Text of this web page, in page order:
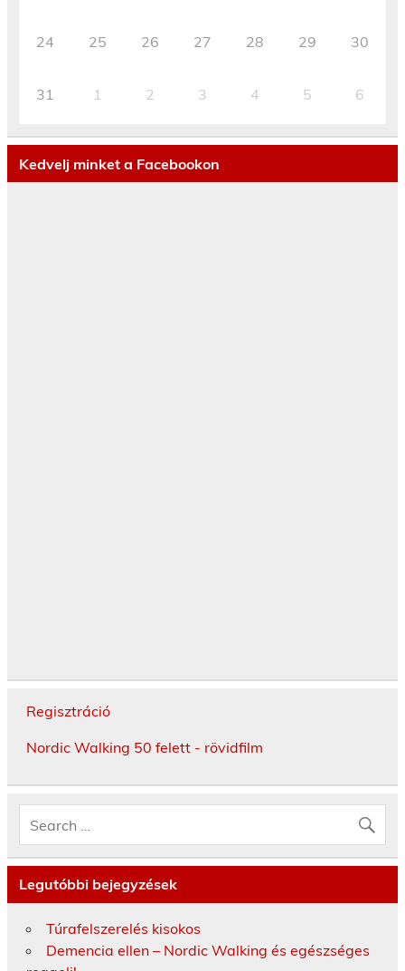
24 25 26 27 28 29 30
31 1 2 3 4 5 6
Kedvelj minket a Facebookon
Regisztráció
Nordic Walking 50 felett - rövidfilm
Legutóbbi bejegyzések
Túrafelszerelés kisokos
Demencia ellen – Nordic Walking és egészséges